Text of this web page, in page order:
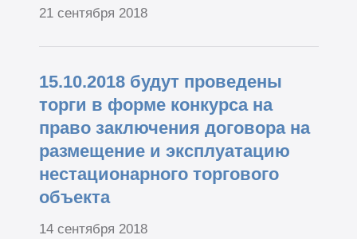
21 сентября 2018
15.10.2018 будут проведены
торги в форме конкурса на
право заключения договора на
размещение и эксплуатацию
нестационарного торгового
объекта
14 сентября 2018